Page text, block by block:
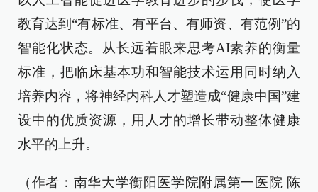
教育达到“有标准、有平台、有师资、有范例”的
智能化状态。从长远着眼来思考AI素养的衡量
标准，把临床基本功和智能技术运用同时纳入
培养内容，将神经内科人才塑造成“健康中国”建
设中的优质资源，用人才的增长带动整体健康
水平的上升。
（作者：南华大学衡阳医学院附属第一医院 陈